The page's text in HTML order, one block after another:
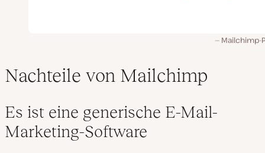
Mailchimp-
Nachteile von Mailchimp
Es ist eine generische E-Mail-
Marketing-Software